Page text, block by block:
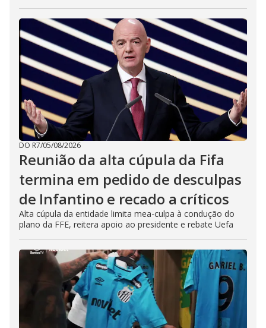
DO R7/05/08/2026
Reunião da alta cúpula da Fifa
termina em pedido de desculpas
de Infantino e recado a críticos
Alta cúpula da entidade limita mea-culpa à condução do
plano da FFE, reitera apoio ao presidente e rebate Uefa